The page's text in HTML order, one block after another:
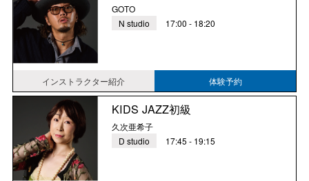
GOTO
N studio
17:00 - 18:20
インストラクター紹介 体験予約
KIDS JAZZ初級
久次亜希子
D studio
17:45 - 19:15